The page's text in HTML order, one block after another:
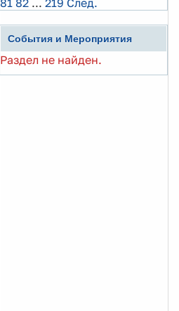
81 82 ... 219 След.
События и Мероприятия
Раздел не найден.